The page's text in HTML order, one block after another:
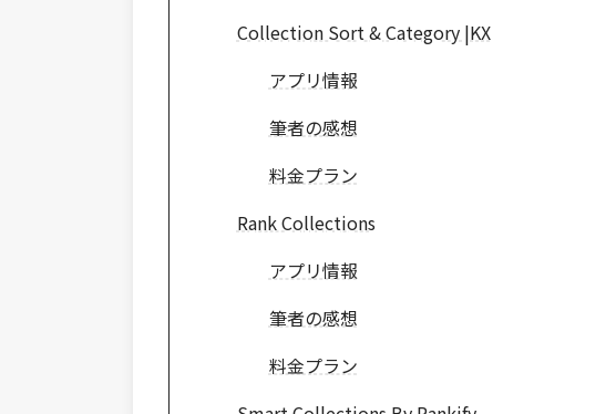
Collection Sort & Category |KX
アプリ情報
筆者の感想
料金プラン
Rank Collections
アプリ情報
筆者の感想
料金プラン